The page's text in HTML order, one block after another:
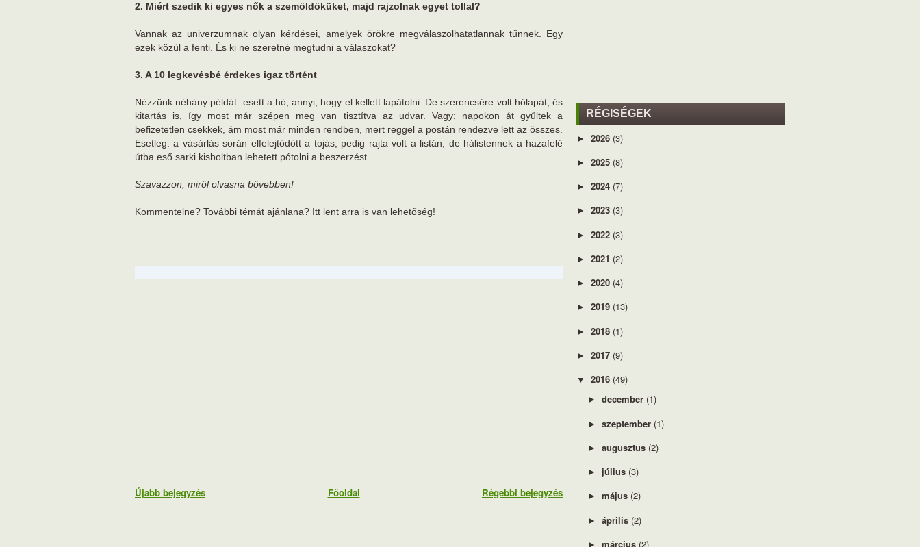
2. Miért szedik ki egyes nők a szemöldöküket, majd rajzolnak egyet tollal?
Vannak az univerzumnak olyan kérdései, amelyek örökre megválaszolhatatlannak tűnnek. Egy
ezek közül a fenti. És ki ne szeretné megtudni a válaszokat?
3. A 10 legkevésbé érdekes igaz történt
Nézzünk néhány példát: esett a hó, annyi, hogy el kellett lapátolni. De szerencsére volt hólapát, és
kitartás is, így most már szépen meg van tisztítva az udvar. Vagy: napokon át gyűltek a
befizetetlen csekkek, ám most már minden rendben, mert reggel a postán rendezve lett az összes.
Esetleg: a vásárlás során elfelejtődött a tojás, pedig rajta volt a listán, de hálistennek a hazafelé
útba eső sarki kisboltban lehetett pótolni a beszerzést.
Szavazzon, miről olvasna bővebben!
Kommentelne? További témát ajánlana? Itt lent arra is van lehetőség!
Újabb bejegyzés Régebbi bejegyzés
Főoldal
RÉGISÉGEK
► 2026 (3)
► 2025 (8)
► 2024 (7)
► 2023 (3)
► 2022 (3)
► 2021 (2)
► 2020 (4)
► 2019 (13)
► 2018 (1)
► 2017 (9)
▼ 2016 (49)
► december (1)
► szeptember (1)
► augusztus (2)
► július (3)
► május (2)
► április (2)
► március (2)